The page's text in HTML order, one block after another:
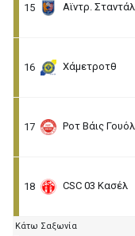
15 Αϊντρ.
16 Χάμετροτθ
17 Ροτ Βάις
18 CSC 03 Κασέλ
Κάτω Σαξωνία